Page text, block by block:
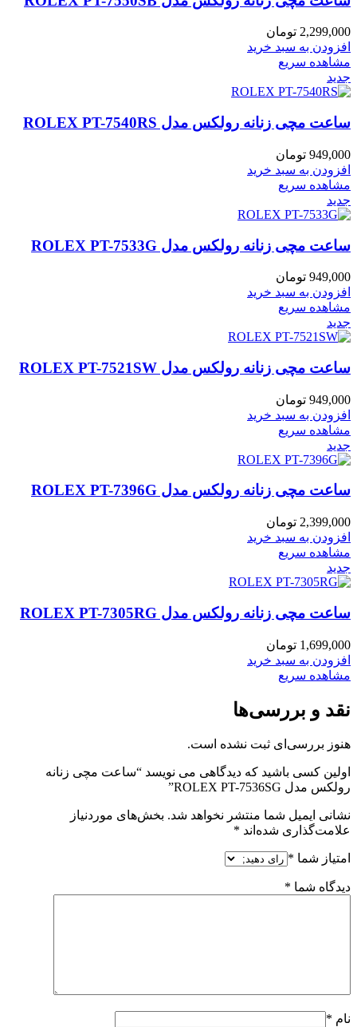
2,299,000 تومان
افزودن به سبد خرید
مشاهده سریع
جدید
ساعت مچی زنانه رولکس مدل ROLEX PT-7540RS
949,000 تومان
افزودن به سبد خرید
مشاهده سریع
جدید
ساعت مچی زنانه رولکس مدل ROLEX PT-7533G
949,000 تومان
افزودن به سبد خرید
مشاهده سریع
جدید
ساعت مچی زنانه رولکس مدل ROLEX PT-7521SW
949,000 تومان
افزودن به سبد خرید
مشاهده سریع
جدید
ساعت مچی زنانه رولکس مدل ROLEX PT-7396G
2,399,000 تومان
افزودن به سبد خرید
مشاهده سریع
جدید
ساعت مچی زنانه رولکس مدل ROLEX PT-7305RG
1,699,000 تومان
افزودن به سبد خرید
مشاهده سریع
نقد و بررسی‌ها
هنوز بررسی‌ای ثبت نشده است.
اولین کسی باشید که دیدگاهی می نویسد “ساعت مچی زنانه
رولکس مدل ROLEX PT-7536SG”
نشانی ایمیل شما منتشر نخواهد شد. بخش‌های موردنیاز
علامت‌گذاری شده‌اند *
امتیاز شما *
دیدگاه شما *
نام *